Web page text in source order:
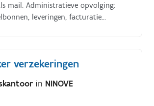
mail. Administratieve opvolging:
leveringen, facturatie
verzekeringen
in NINOVE